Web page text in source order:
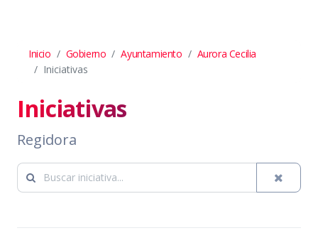
Inicio Gobierno Ayuntamiento
Aurora Cecilia
Iniciativas
Iniciativas
Regidora